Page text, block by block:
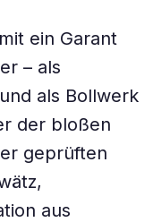
ein Garant
– als
als Bollwerk
der bloßen
geprüften
aus